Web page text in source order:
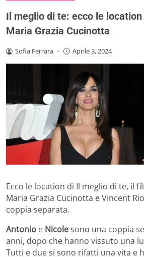
Il meglio di te: ecco le
Maria Grazia Cucinotta
Sofia Ferrara - Aprile 3, 2024
Ecco le location di Il meglio di te, il
Maria Grazia Cucinotta e Vincent
coppia separata.
Antonio e Nicolesono una coppia
anni, dopo che hanno vissuto una
Tutti e due si sono rifatti una vita e